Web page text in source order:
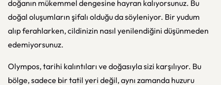
doğanın mükemmel dengesine hayran kalıyorsunuz. Bu
doğal oluşumların şifalı olduğu da söyleniyor. Bir yudum
alıp ferahlarken, cildinizin nasıl yenilendiğini düşünmeden
edemiyorsunuz.
Olympos, tarihi kalıntıları ve doğasıyla sizi karşılıyor. Bu
bölge, sadece bir tatil yeri değil, aynı zamanda huzuru